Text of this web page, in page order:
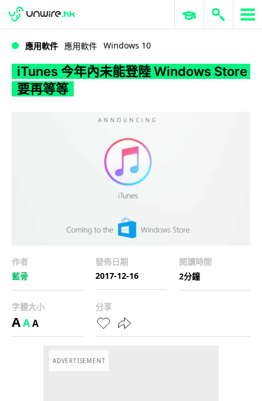
WWDC 2026 ERP 與商業 AI
應用軟件 應用軟件 Windows 10
iTunes 今年內未能登陸 Windows Store
要再等等
作者
藍骨
發佈日期
2017-12-16
閱讀時間
2分鐘
字體大小
AAA
分享
ADVERTISEMENT